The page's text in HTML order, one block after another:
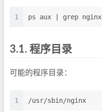
1 ps aux | grep nginx
3.1. 程序目录
可能的程序目录：
1 /usr/sbin/nginx